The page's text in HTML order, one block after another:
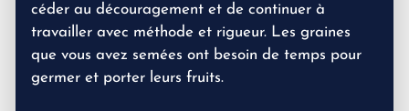
céder au découragement et de continuer à
travailler avec méthode et rigueur. Les graines
que vous avez semées ont besoin de temps pour
germer et porter leurs fruits.